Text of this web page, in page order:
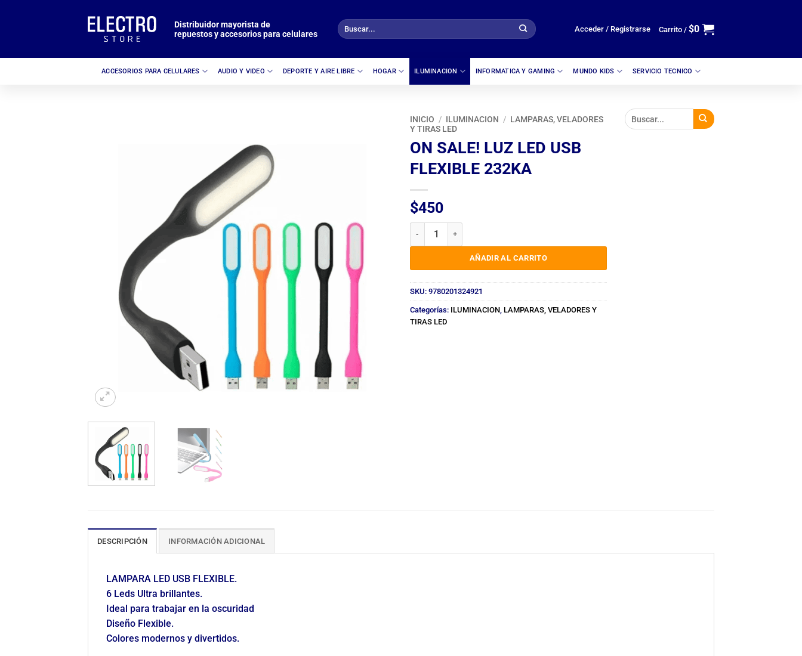
Distribuidor mayorista de
repuestos y accesorios para celulares
Buscar
por:
Acceder / Registrarse Carrito / $0
ACCESORIOS PARA CELULARES AUDIO Y VIDEO DEPORTE Y AIRE LIBRE HOGAR ILUMINACION INFORMATICA Y GAMING MUNDO KIDS SERVICIO TECNICO
INICIO / ILUMINACION / LAMPARAS, VELADORES
Y TIRAS LED
ON SALE! LUZ LED USB
FLEXIBLE 232KA
$450
ON SALE! LUZ LED USB FLEXIBLE 232KA cantidad
AÑADIR AL CARRITO
SKU: 9780201324921
Categorías: ILUMINACION, LAMPARAS, VELADORES Y
TIRAS LED
DESCRIPCIÓN INFORMACIÓN ADICIONAL
LAMPARA LED USB FLEXIBLE.
6 Leds Ultra brillantes.
Ideal para trabajar en la oscuridad
Diseño Flexible.
Colores modernos y divertidos.